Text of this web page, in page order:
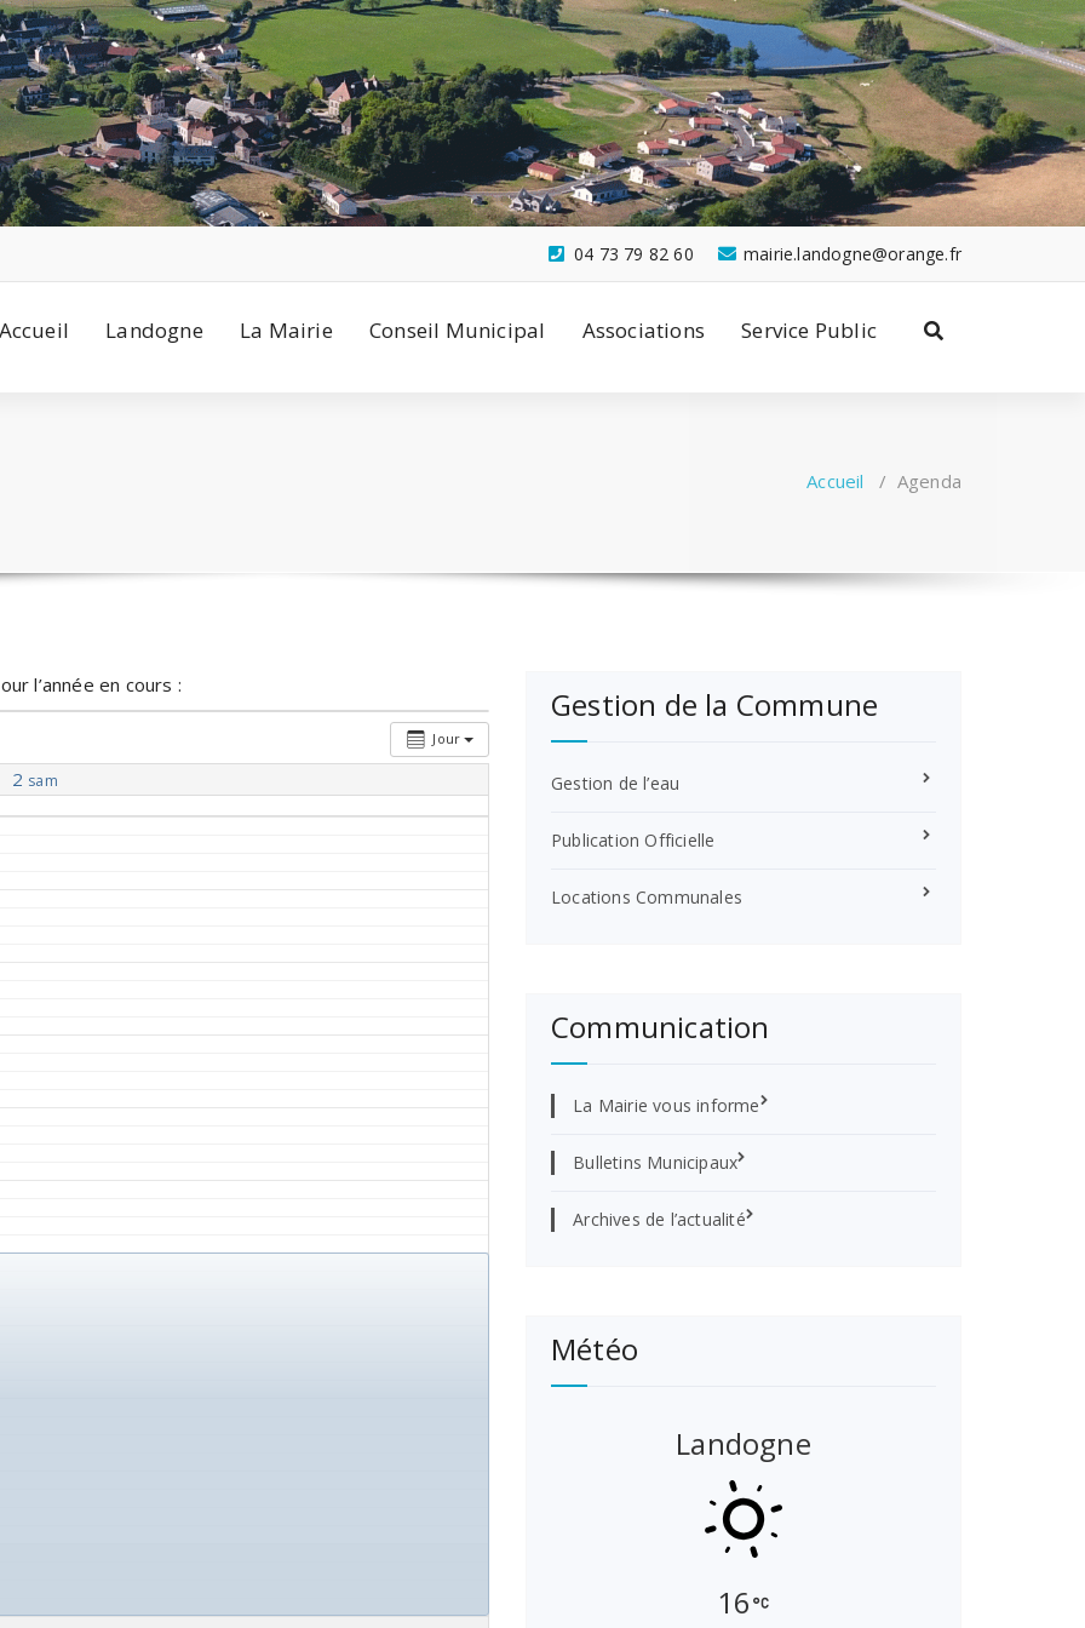
mairie.landogne@orange.fr
04 73 79 82 60
Accueil Landogne La Mairie Conseil Municipal Associations Service Public
Accueil / Agenda
l’année en cours :
Jour
2 sam
Gestion de la Commune
Gestion de l’eau
Publication Officielle
Locations Communales
Communication
La Mairie vous informe
Bulletins Municipaux
Archives de l’actualité
Météo
Landogne
16